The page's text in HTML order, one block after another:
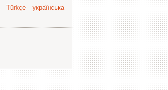
Türkçe
українська